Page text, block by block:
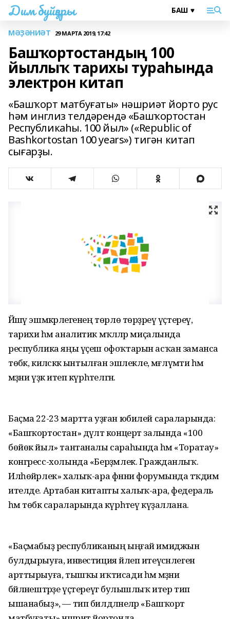
Дим буйҙары
МӘҘӘНИӘТ 29 МАРТА 2019, 17:42
Башҡортостандың 100
йыллыҡ тарихы тураһында
электрон китап
«Башҡорт матбуғаты» нәшриәт йорто рус
һәм инглиз телдәрендә «Башҡортостан
Республикаһы. 100 йыл» («Republic of
Bashkortostan 100 years») тигән китап
сығарҙы.
Йәшәү эшмәкәрлегенең төрлө төрҙәреү үҫтереү,
тарихи һәм аналитик мәҡәләләр миҫалында
республика яңы үҫеш офоҡтарын асҡан заманса
төбәк, киләсәккә ынтылған эшлекле, мәғлүмәти һәм
мәҙәни үҙәк итеп күрһәтелгән.
Баҫма 22-23 мартта уҙған юбилей сараларында:
«Башҡортостан» дәүләт концерт залында «100
бөйөк йыл» тантаналы сараһында һәм «Торатау»
конгресс-холында «Берҙәмлек. Гражданлыҡ.
Илһөйәрлек» халыҡ-ара фәнни форумында тәҡдим
ителде. Артабан китапты халыҡ-ара, федераль
һәм төбәк сараларында күрһәтеү күҙаллана.
«Баҫмабыҙ республиканың ыңғай имиджын
булдырыуға, инвестиция йәлеп итеүсәнлеген
арттырыуға, тышҡы иҡтисади һәм мәҙәни
бәйләнештәрҙе үҫтереүгә булышлыҡ итер тип
ышанабыҙ», — тип билдәләнеләр «Башҡорт